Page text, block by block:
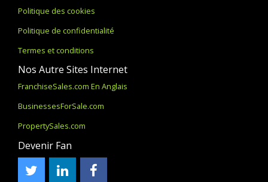
Politique des cookies
Politique de confidentialité
Termes et conditions
Nos Autre Sites Internet
FranchiseSales.com En Anglais
BusinessesForSale.com
PropertySales.com
Devenir Fan
TwitterLinkedInFacebook